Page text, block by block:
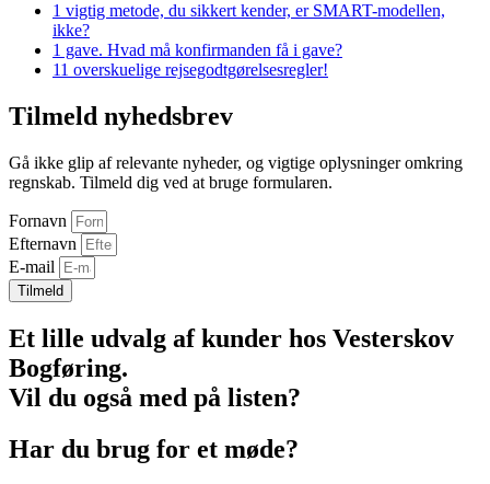
1 vigtig metode, du sikkert kender, er SMART-modellen,
ikke?
1 gave. Hvad må konfirmanden få i gave?
11 overskuelige rejsegodtgørelsesregler!
Tilmeld nyhedsbrev
Gå ikke glip af relevante nyheder, og vigtige oplysninger omkring
regnskab. Tilmeld dig ved at bruge formularen.
Fornavn
Efternavn
E-mail
Tilmeld
Et lille udvalg af kunder hos Vesterskov
Bogføring.
Vil du også med på listen?
Har du brug for et møde?